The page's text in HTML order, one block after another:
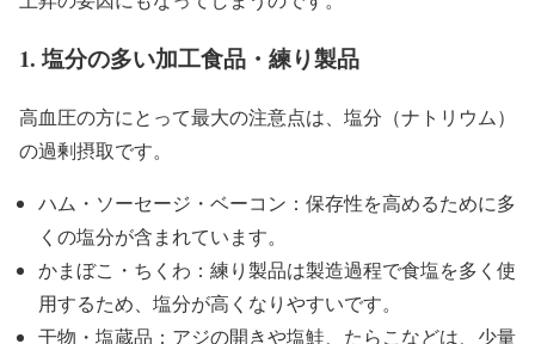
1. 塩分の多い加工食品・練り製品
高血圧の方にとって最大の注意点は、塩分（ナトリウム）
の過剰摂取です。
ハム・ソーセージ・ベーコン：保存性を高めるために多
くの塩分が含まれています。
かまぼこ・ちくわ：練り製品は製造過程で食塩を多く使
用するため、塩分が高くなりやすいです。
干物・塩蔵品：アジの開きや塩鮭、たらこなどは、少量